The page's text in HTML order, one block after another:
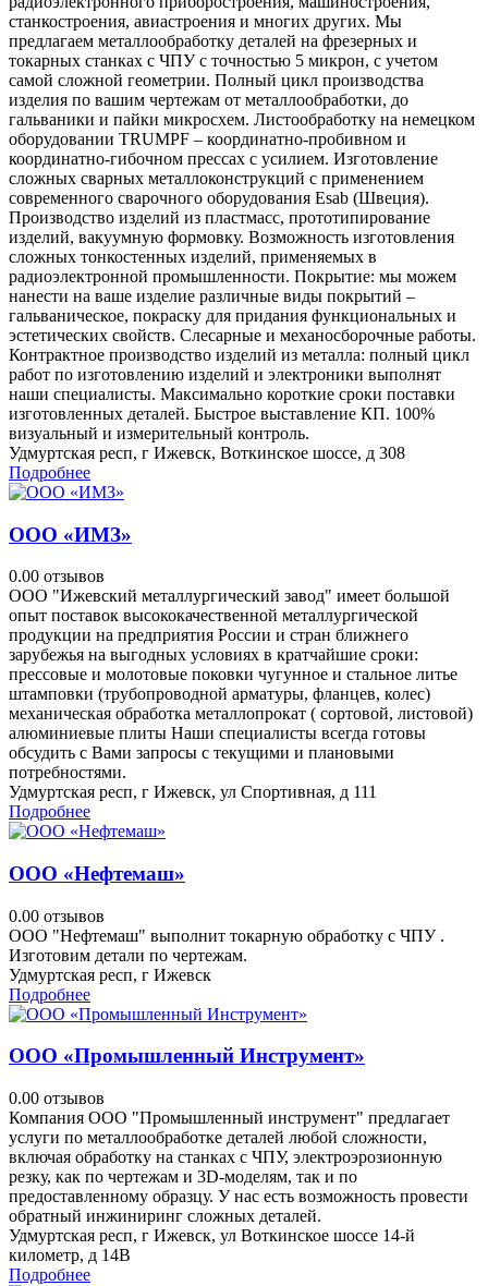
станкостроения, авиастроения и многих других. Мы
предлагаем металлообработку деталей на фрезерных и
токарных станках с ЧПУ с точностью 5 микрон, с учетом
самой сложной геометрии. Полный цикл производства
изделия по вашим чертежам от металлообработки, до
гальваники и пайки микросхем. Листообработку на немецком
оборудовании TRUMPF – координатно-пробивном и
координатно-гибочном прессах с усилием. Изготовление
сложных сварных металлоконструкций с применением
современного сварочного оборудования Esab (Швеция).
Производство изделий из пластмасс, прототипирование
изделий, вакуумную формовку. Возможность изготовления
сложных тонкостенных изделий, применяемых в
радиоэлектронной промышленности. Покрытие: мы можем
нанести на ваше изделие различные виды покрытий –
гальваническое, покраску для придания функциональных и
эстетических свойств. Слесарные и механосборочные работы.
Контрактное производство изделий из металла: полный цикл
работ по изготовлению изделий и электроники выполнят
наши специалисты. Максимально короткие сроки поставки
изготовленных деталей. Быстрое выставление КП. 100%
визуальный и измерительный контроль.
Удмуртская респ, г Ижевск, Воткинское шоссе, д 308
Подробнее
ООО «ИМЗ»
0.00 отзывов
ООО "Ижевский металлургический завод" имеет большой
опыт поставок высококачественной металлургической
продукции на предприятия России и стран ближнего
зарубежья на выгодных условиях в кратчайшие сроки:
прессовые и молотовые поковки чугунное и стальное литье
штамповки (трубопроводной арматуры, фланцев, колес)
механическая обработка металлопрокат ( сортовой, листовой)
алюминиевые плиты Наши специалисты всегда готовы
обсудить с Вами запросы с текущими и плановыми
потребностями.
Удмуртская респ, г Ижевск, ул Спортивная, д 111
Подробнее
ООО «Нефтемаш»
0.00 отзывов
ООО "Нефтемаш" выполнит токарную обработку с ЧПУ .
Изготовим детали по чертежам.
Удмуртская респ, г Ижевск
Подробнее
ООО «Промышленный Инструмент»
0.00 отзывов
Компания ООО "Промышленный инструмент" предлагает
услуги по металлообработке деталей любой сложности,
включая обработку на станках с ЧПУ, электроэрозионную
резку, как по чертежам и 3D-моделям, так и по
предоставленному образцу. У нас есть возможность провести
обратный инжиниринг сложных деталей.
Удмуртская респ, г Ижевск, ул Воткинское шоссе 14-й
километр, д 14В
Подробнее